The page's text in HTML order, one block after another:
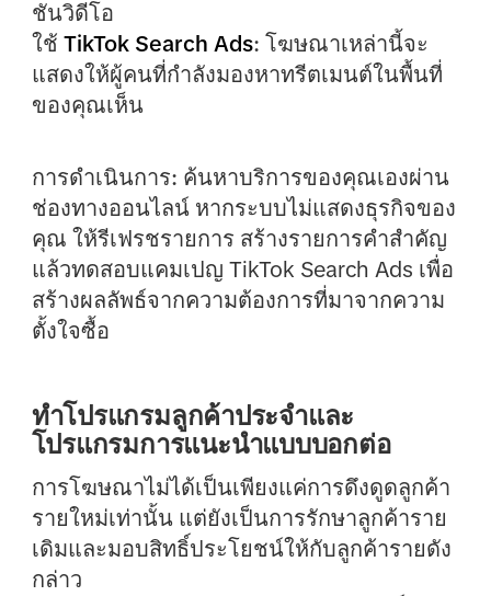
ชันวิดีโอ
ใช้ TikTok Search Ads: โฆษณาเหล่านี้จะ
แสดงให้ผู้คนที่กำลังมองหาทรีตเมนต์ในพื้นที่
ของคุณเห็น
การดำเนินการ: ค้นหาบริการของคุณเองผ่าน
ช่องทางออนไลน์ หากระบบไม่แสดงธุรกิจของ
คุณ ให้รีเฟรชรายการ สร้างรายการคำสำคัญ
แล้วทดสอบแคมเปญ TikTok Search Ads เพื่อ
สร้างผลลัพธ์จากความต้องการที่มาจากความ
ตั้งใจซื้อ
ทำโปรแกรมลูกค้าประจำและ
โปรแกรมการแนะนำแบบบอกต่อ
การโฆษณาไม่ได้เป็นเพียงแค่การดึงดูดลูกค้า
รายใหม่เท่านั้น แต่ยังเป็นการรักษาลูกค้าราย
เดิมและมอบสิทธิ์ประโยชน์ให้กับลูกค้ารายดัง
กล่าว